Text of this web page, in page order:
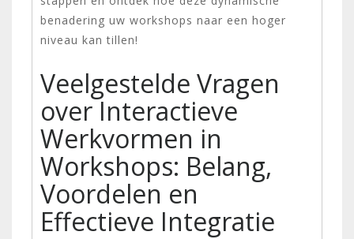
benadering uw workshops naar een hoger
niveau kan tillen!
Veelgestelde Vragen
over Interactieve
Werkvormen in
Workshops: Belang,
Voordelen en
Effectieve Integratie